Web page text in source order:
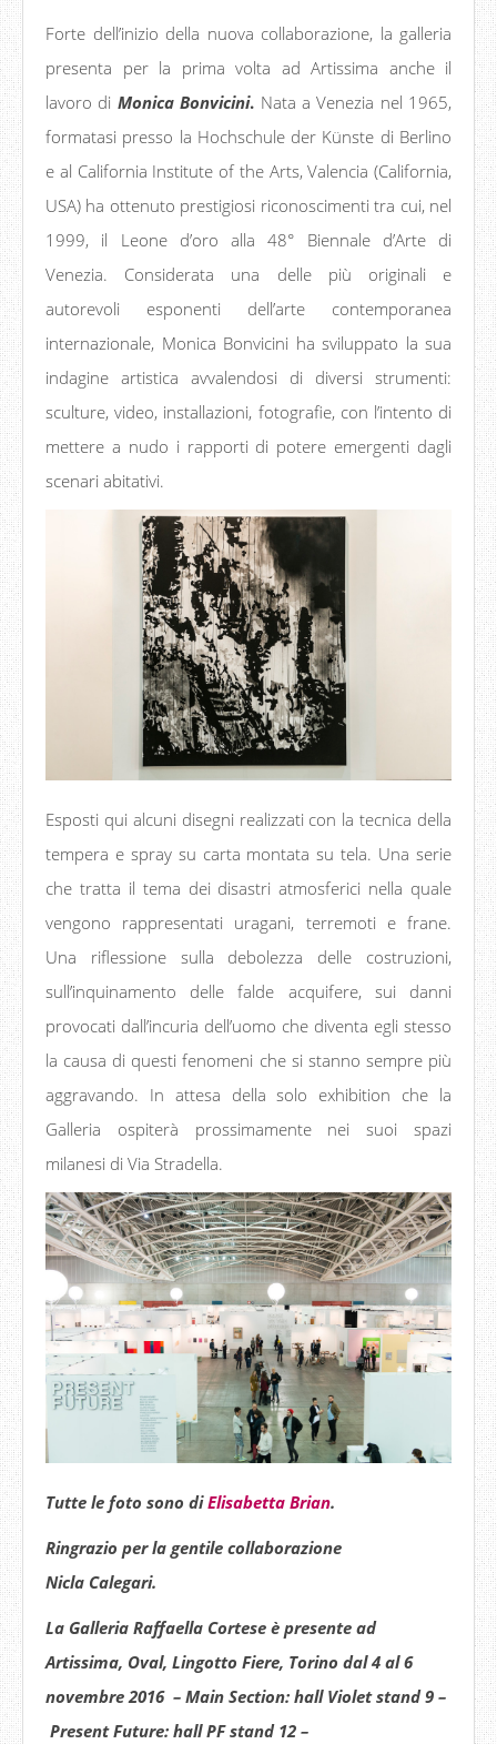
Forte dell’inizio della nuova collaborazione, la galleria
presenta per la prima volta ad Artissima anche il
lavoro di Monica Bonvicini. Nata a Venezia nel 1965,
formatasi presso la Hochschule der Künste di Berlino
e al California Institute of the Arts, Valencia (California,
USA) ha ottenuto prestigiosi riconoscimenti tra cui, nel
1999, il Leone d’oro alla 48° Biennale d’Arte di
Venezia. Considerata una delle più originali e
autorevoli esponenti dell’arte contemporanea
internazionale, Monica Bonvicini ha sviluppato la sua
indagine artistica avvalendosi di diversi strumenti:
sculture, video, installazioni, fotografie, con l’intento di
mettere a nudo i rapporti di potere emergenti dagli
scenari abitativi.
Esposti qui alcuni disegni realizzati con la tecnica della
tempera e spray su carta montata su tela. Una serie
che tratta il tema dei disastri atmosferici nella quale
vengono rappresentati uragani, terremoti e frane.
Una riflessione sulla debolezza delle costruzioni,
sull’inquinamento delle falde acquifere, sui danni
provocati dall’incuria dell’uomo che diventa egli stesso
la causa di questi fenomeni che si stanno sempre più
aggravando. In attesa della solo exhibition che la
Galleria ospiterà prossimamente nei suoi spazi
milanesi di Via Stradella.
Tutte le foto sono diElisabetta Brian.
Ringrazio per la gentile collaborazione
Nicla Calegari.
La Galleria Raffaella Cortese è presente ad
Artissima, Oval, Lingotto Fiere, Torino dal 4 al 6
novembre 2016 – Main Section: hall Violet stand 9 –
Present Future: hall PF stand 12 –